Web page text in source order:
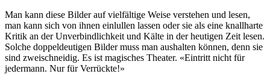
Man kann diese Bilder auf vielfältige Weise verstehen und lesen,
man kann sich von ihnen einlullen lassen oder sie als eine knallharte
Kritik an der Unverbindlichkeit und Kälte in der heutigen Zeit lesen.
Solche doppeldeutigen Bilder muss man aushalten können, denn sie
sind zweischneidig. Es ist magisches Theater. «Eintritt nicht für
jedermann. Nur für Verrückte!»